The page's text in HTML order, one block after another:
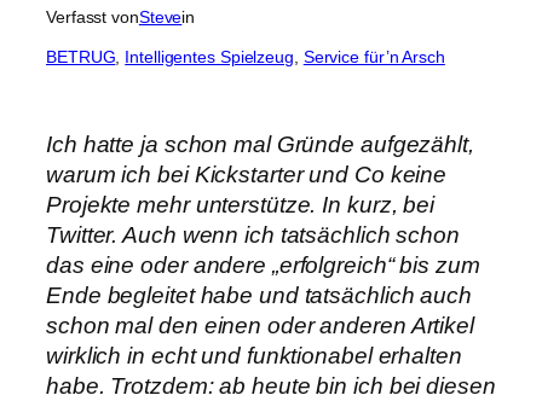
Verfasst vonStevein
BETRUG Intelligentes Spielzeug Service für’n Arsch
Ich hatte ja schon mal Gründe aufgezählt,
warum ich bei Kickstarter und Co keine
Projekte mehr unterstütze. In kurz, bei
Twitter. Auch wenn ich tatsächlich schon
das eine oder andere „erfolgreich“ bis zum
Ende begleitet habe und tatsächlich auch
schon mal den einen oder anderen Artikel
wirklich in echt und funktionabel erhalten
habe. Trotzdem: ab heute bin ich bei diesen